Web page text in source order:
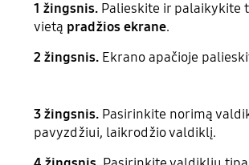
1 žingsnis. Palieskite ir palaikykite
vietą pradžios ekrane.
2 žingsnis. Ekrano apačioje
3 žingsnis. Pasirinkite norimą
pavyzdžiui, laikrodžio valdiklį.